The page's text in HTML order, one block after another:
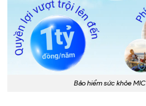
Bảo hiểm sức khỏe MIC